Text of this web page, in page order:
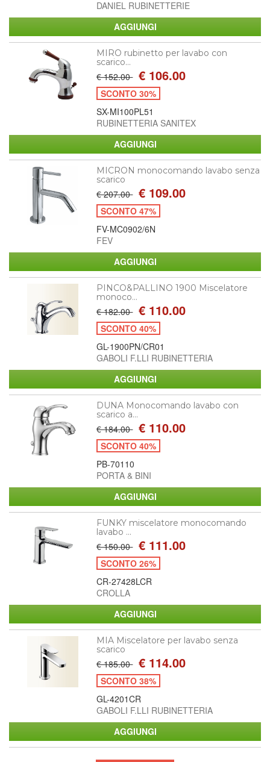
DANIEL RUBINETTERIE
MIRO rubinetto per lavabo con
scarico...
€ 152.00 € 106.00
SCONTO 30%
SX-MI100PL51
RUBINETTERIA SANITEX
MICRON monocomando lavabo senza
scarico
€ 207.00 € 109.00
SCONTO 47%
FV-MC0902/6N
FEV
PINCO&PALLINO 1900 Miscelatore
monoco...
€ 182.00 € 110.00
SCONTO 40%
GL-1900PN/CR01
GABOLI F.LLI RUBINETTERIA
DUNA Monocomando lavabo con
scarico a...
€ 184.00 € 110.00
SCONTO 40%
PB-70110
PORTA & BINI
FUNKY miscelatore monocomando
lavabo ...
€ 150.00 € 111.00
SCONTO 26%
CR-27428LCR
CROLLA
MIA Miscelatore per lavabo senza
scarico
€ 185.00 € 114.00
SCONTO 38%
GL-4201CR
GABOLI F.LLI RUBINETTERIA